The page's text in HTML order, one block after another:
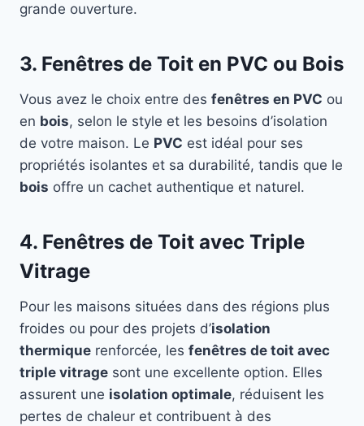
grande ouverture.
3. Fenêtres de Toit en PVC ou Bois
Vous avez le choix entre des fenêtres en PVC ou
en bois, selon le style et les besoins d’isolation
de votre maison. Le PVC est idéal pour ses
propriétés isolantes et sa durabilité, tandis que le
bois offre un cachet authentique et naturel.
4. Fenêtres de Toit avec Triple
Vitrage
Pour les maisons situées dans des régions plus
froides ou pour des projets d’isolation
thermique renforcée, les fenêtres de toit avec
triple vitrage sont une excellente option. Elles
assurent une isolation optimale, réduisent les
pertes de chaleur et contribuent à des